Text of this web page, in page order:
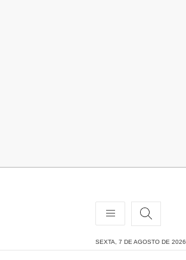
SEXTA, 7 DE AGOSTO DE 2026